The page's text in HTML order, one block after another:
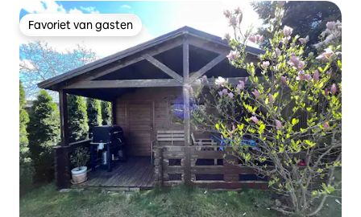
Favoriet van gasten
Favoriet van gasten